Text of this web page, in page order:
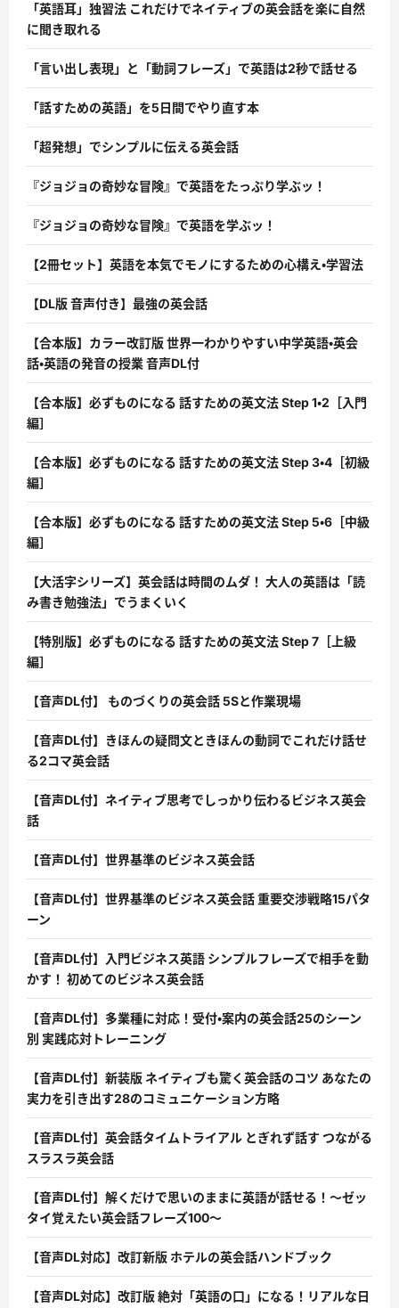
「英語耳」独習法 これだけでネイティブの英会話を楽に自然
に聞き取れる
「言い出し表現」と「動詞フレーズ」で英語は2秒で話せる
「話すための英語」を5日間でやり直す本
「超発想」でシンプルに伝える英会話
『ジョジョの奇妙な冒険』で英語をたっぷり学ぶッ！
『ジョジョの奇妙な冒険』で英語を学ぶッ！
【2冊セット】英語を本気でモノにするための心構え・学習法
【DL版 音声付き】最強の英会話
【合本版】カラー改訂版 世界一わかりやすい中学英語・英会
話・英語の発音の授業 音声DL付
【合本版】必ずものになる 話すための英文法 Step 1・2［入門
編］
【合本版】必ずものになる 話すための英文法 Step 3・4［初級
編］
【合本版】必ずものになる 話すための英文法 Step 5・6［中級
編］
【大活字シリーズ】英会話は時間のムダ！ 大人の英語は「読
み書き勉強法」でうまくいく
【特別版】必ずものになる 話すための英文法 Step 7［上級
編］
【音声DL付】 ものづくりの英会話 5Sと作業現場
【音声DL付】きほんの疑問文ときほんの動詞でこれだけ話せ
る2コマ英会話
【音声DL付】ネイティブ思考でしっかり伝わるビジネス英会
話
【音声DL付】世界基準のビジネス英会話
【音声DL付】世界基準のビジネス英会話 重要交渉戦略15パタ
ーン
【音声DL付】入門ビジネス英語 シンプルフレーズで相手を動
かす！ 初めてのビジネス英会話
【音声DL付】多業種に対応！受付・案内の英会話25のシーン
別 実践応対トレーニング
【音声DL付】新装版 ネイティブも驚く英会話のコツ あなたの
実力を引き出す28のコミュニケーション方略
【音声DL付】英会話タイムトライアル とぎれず話す つながる
スラスラ英会話
【音声DL付】解くだけで思いのままに英語が話せる！〜ゼッ
タイ覚えたい英会話フレーズ100〜
【音声DL対応】改訂新版 ホテルの英会話ハンドブック
【音声DL対応】改訂版 絶対「英語の口」になる！リアルな日